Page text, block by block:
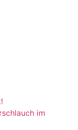
im